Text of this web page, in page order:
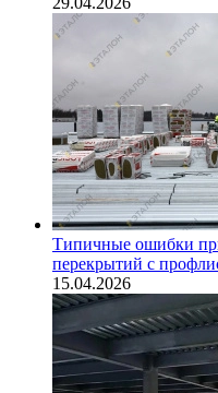
Типичные ошибки
перекрытий с
15.04.2026